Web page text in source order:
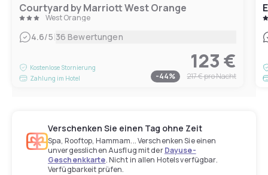
Courtyard by Marriott West Orange
West Orange
4.6/5|36 Bewertungen
Kostenlose Stornierung
Zahlung im Hotel
123 €
-44% 217 €pro Nacht
Verschenken Sie einen Tag ohne Zeit
Spa, Rooftop, Hammam... Verschenken Sie einen
unvergesslichen Ausflug mit derDayuse-
Geschenkkarte. Nicht in allen Hotels verfügbar.
Verfügbarkeit prüfen.